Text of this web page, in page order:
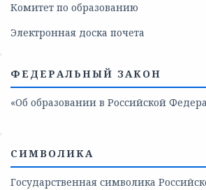
Комитет по образованию
Электронная доска почета
ФЕДЕРАЛЬНЫЙ ЗАКОН
«Об образовании в Российской
СИМВОЛИКА
Государственная символика